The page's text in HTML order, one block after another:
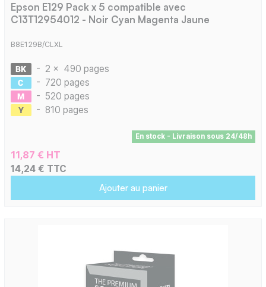
Epson E129 Pack x 5 compatible avec
C13T12954012 - Noir Cyan Magenta Jaune
B8E129B/CLXL
- 2 x 490 pages
- 720 pages
- 520 pages
- 810 pages
En stock - Livraison sous 24/48h
11,87 € HT
14,24 € TTC
Ajouter au panier